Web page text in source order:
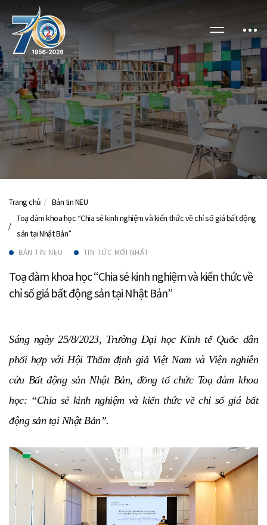
Trang chủ
Bản tin NEU
Toạ đàm khoa học “Chia sẻ kinh nghiệm và kiến thức về chỉ số giá bất động
sản tại Nhật Bản”
BẢN TIN NEU TIN TỨC MỚI NHẤT
Toạ đàm khoa học “Chia sẻ kinh nghiệm và kiến thức về
chỉ số giá bất động sản tại Nhật Bản”
Sáng ngày 25/8/2023, Trường Đại học Kinh tế Quốc dân
phối hợp với Hội Thẩm định giả Việt Nam và Viện nghiên
cứu Bất động sản Nhật Bản, đồng tổ chức Toạ đàm khoa
học: “Chia sẻ kinh nghiệm và kiến thức về chỉ số giá bất
động sản tại Nhật Bản”.